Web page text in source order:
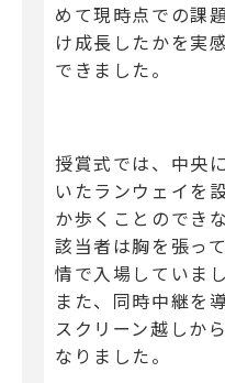
めて現時点での課
け成長したかを実
できました。
授賞式では、中央
いたランウェイを
か歩くことのでき
該当者は胸を張っ
情で入場していまし
また、同時中継を
スクリーン越しか
なりました。